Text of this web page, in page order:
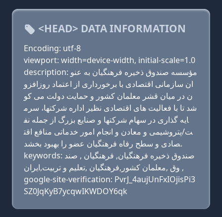
<HEAD> DATA INFORMATION
Encoding: utf-8
viewport: width=device-width, initial-scale=1.0
description: مؤسسه صندوق ذخیره فرهنگیان به عنو
ان سازمانی اقتصادی با برخورداری از اعتماد روزافزو
ن در میان قشر معلمان كشور و حمایت دولت می کو
شد تا با فعالیت های اقتصادی نظیر اداره شركتها، سرم
ایه گذاری در سهام شركتها و صنایع بزرگ از جمله نف
ت/پتروشیمی و معادن و انجام امور خدماتی منافع اقت
صادی و سطح رفاه فرهنگیان عضو را بهبود بخشد.
keywords: صندوق ذخیره فرهنگیان, فرهنگیان , صند
وق ,معلمان كشور,فرهنگیان ,تعليم و تربيت,ايران ,
google-site-verification: PvrJ_4aujUnFxIOjisPi3
SZ0JqKyB7ycqwIKWDOY6qk